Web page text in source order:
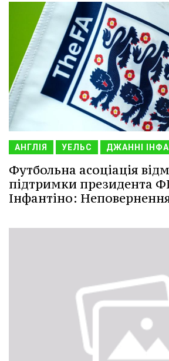
АНГЛІЯ УЕЛЬС ДЖАННІ
Футбольна асоціація
підтримки президента
Інфантіно: